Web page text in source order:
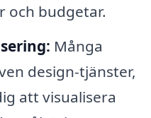
och budgetar.
Många
design-tjänster,
att visualisera